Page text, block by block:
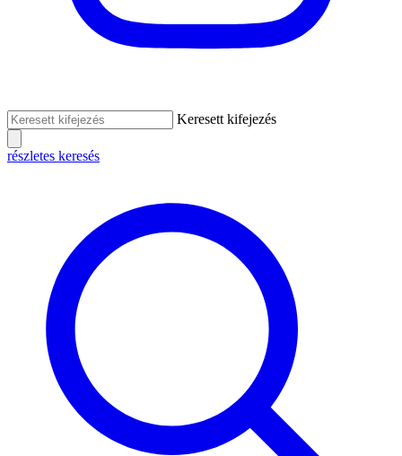
Keresett kifejezés
részletes keresés